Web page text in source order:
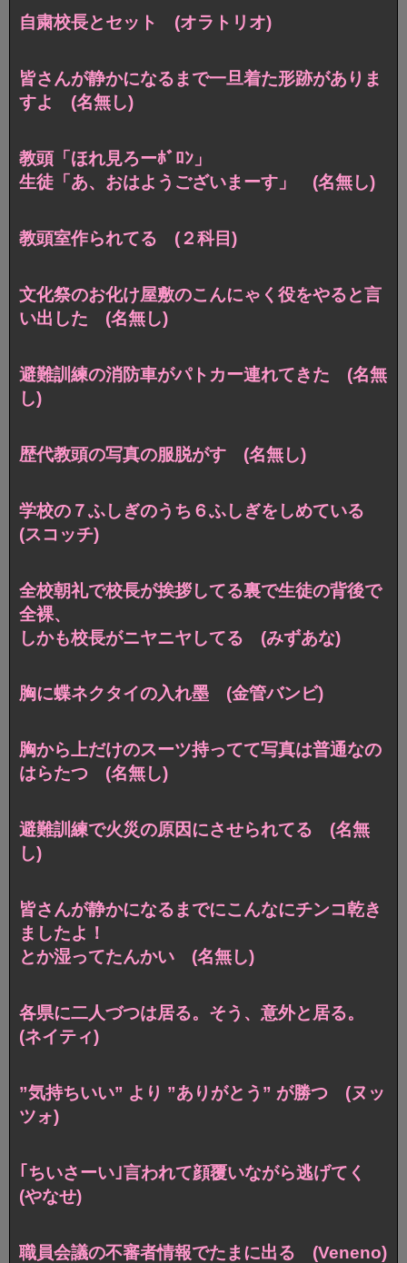
自粛校長とセット (オラトリオ)
皆さんが静かになるまで一旦着た形跡がありま
すよ (名無し)
教頭「ほれ見ろーﾎﾞﾛﾝ」
生徒「あ、おはようございまーす」 (名無し)
教頭室作られてる (２科目)
文化祭のお化け屋敷のこんにゃく役をやると言
い出した (名無し)
避難訓練の消防車がパトカー連れてきた (名無
し)
歴代教頭の写真の服脱がす (名無し)
学校の７ふしぎのうち６ふしぎをしめている
(スコッチ)
全校朝礼で校長が挨拶してる裏で生徒の背後で
全裸、
しかも校長がニヤニヤしてる (みずあな)
胸に蝶ネクタイの入れ墨 (金管バンビ)
胸から上だけのスーツ持ってて写真は普通なの
はらたつ (名無し)
避難訓練で火災の原因にさせられてる (名無
し)
皆さんが静かになるまでにこんなにチンコ乾き
ましたよ！
とか湿ってたんかい (名無し)
各県に二人づつは居る。そう、意外と居る。
(ネイティ)
”気持ちいい” より ”ありがとう” が勝つ (ヌッ
ツォ)
｢ちいさーい｣言われて顔覆いながら逃げてく
(やなせ)
職員会議の不審者情報でたまに出る (Veneno)